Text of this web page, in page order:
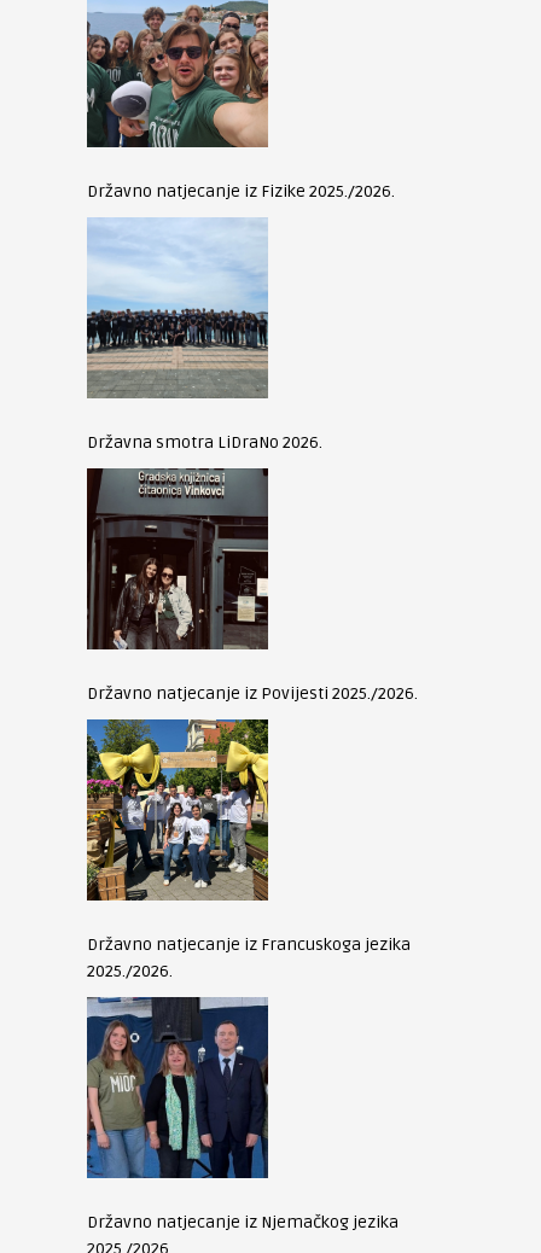
Državno natjecanje iz Fizike 2025./2026.
Državna smotra LiDraNo 2026.
Državno natjecanje iz Povijesti 2025./2026.
Državno natjecanje iz Francuskoga jezika
2025./2026.
Državno natjecanje iz Njemačkog jezika
2025./2026.